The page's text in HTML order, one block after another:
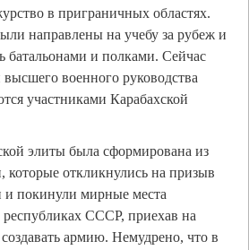
в приграничных областях.
направлены на учебу за рубеж и
батальонами и полками. Сейчас
военного руководства
участниками Карабахской
элиты была сформирована из
которые откликнулись на призыв
покинули мирные места
СССР, приехав на
армию. Немудрено, что в